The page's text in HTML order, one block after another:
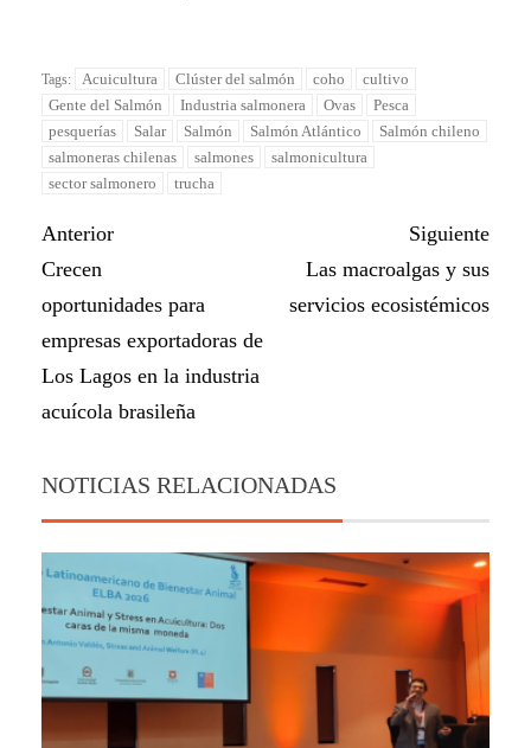
Tags: Acuicultura Clúster del salmón coho
cultivo
Gente del Salmón
Industria salmonera Ovas
Pesca
pesquerías
Salar Salmón Salmón Atlántico
Salmón chileno
salmoneras chilenas
salmones
salmonicultura
sector salmonero
trucha
Anterior
Crecen
oportunidades para
empresas exportadoras de
Los Lagos en la industria
acuícola brasileña
Siguiente
Las macroalgas y sus
servicios ecosistémicos
NOTICIAS RELACIONADAS